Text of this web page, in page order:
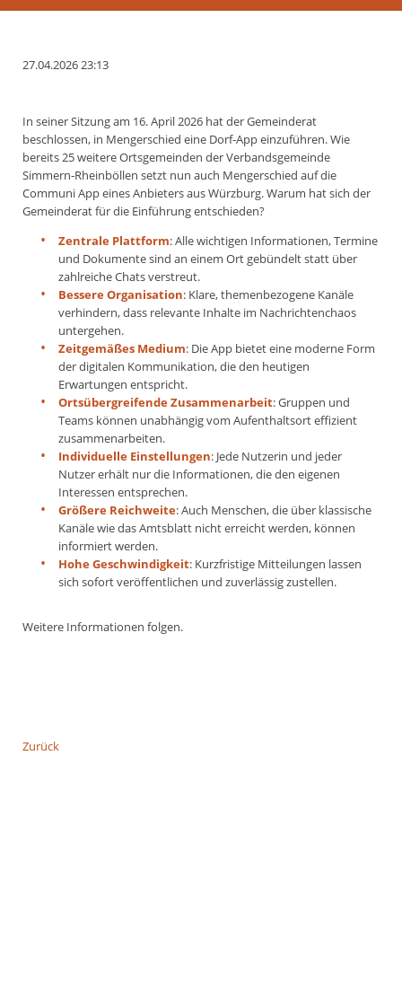
27.04.2026 23:13
In seiner Sitzung am 16. April 2026 hat der Gemeinderat
beschlossen, in Mengerschied eine Dorf‑App einzuführen. Wie
bereits 25 weitere Ortsgemeinden der Verbandsgemeinde
Simmern‑Rheinböllen setzt nun auch Mengerschied auf die
Communi App eines Anbieters aus Würzburg. Warum hat sich der
Gemeinderat für die Einführung entschieden?
Zentrale Plattform: Alle wichtigen Informationen, Termine
und Dokumente sind an einem Ort gebündelt statt über
zahlreiche Chats verstreut.
Bessere Organisation: Klare, themenbezogene Kanäle
verhindern, dass relevante Inhalte im Nachrichtenchaos
untergehen.
Zeitgemäßes Medium: Die App bietet eine moderne Form
der digitalen Kommunikation, die den heutigen
Erwartungen entspricht.
Ortsübergreifende Zusammenarbeit: Gruppen und
Teams können unabhängig vom Aufenthaltsort effizient
zusammenarbeiten.
Individuelle Einstellungen: Jede Nutzerin und jeder
Nutzer erhält nur die Informationen, die den eigenen
Interessen entsprechen.
Größere Reichweite: Auch Menschen, die über klassische
Kanäle wie das Amtsblatt nicht erreicht werden, können
informiert werden.
Hohe Geschwindigkeit: Kurzfristige Mitteilungen lassen
sich sofort veröffentlichen und zuverlässig zustellen.
Weitere Informationen folgen.
Zurück